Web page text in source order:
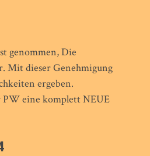
genommen, Die
Mit dieser Genehmigung
ergeben.
eine komplett NEUE